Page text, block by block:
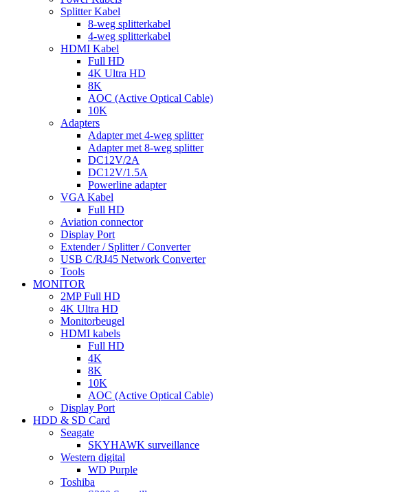
Splitter Kabel
8-weg splitterkabel
4-weg splitterkabel
HDMI Kabel
Full HD
4K Ultra HD
8K
AOC (Active Optical Cable)
10K
Adapters
Adapter met 4-weg splitter
Adapter met 8-weg splitter
DC12V/2A
DC12V/1.5A
Powerline adapter
VGA Kabel
Full HD
Aviation connector
Display Port
Extender / Splitter / Converter
USB C/RJ45 Network Converter
Tools
MONITOR
2MP Full HD
4K Ultra HD
Monitorbeugel
HDMI kabels
Full HD
4K
8K
10K
AOC (Active Optical Cable)
Display Port
HDD & SD Card
Seagate
SKYHAWK surveillance
Western digital
WD Purple
Toshiba